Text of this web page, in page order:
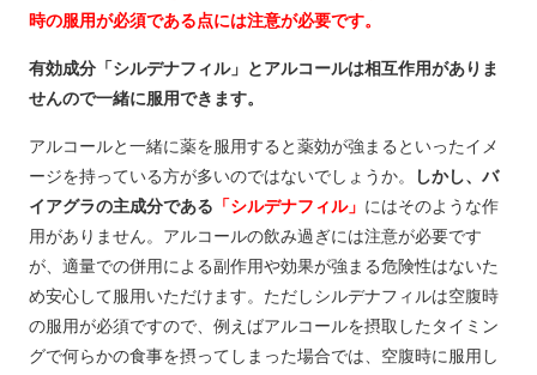
時の服用が必須である点には注意が必要です。
有効成分「シルデナフィル」とアルコールは相互作用がありま
せんので一緒に服用できます。
アルコールと一緒に薬を服用すると薬効が強まるといったイメ
ージを持っている方が多いのではないでしょうか。
しかし、バ
イアグラの主成分である 「シルデナフィル」 にはそのような作
用がありません。アルコールの飲み過ぎには注意が必要です
が、適量での併用による副作用や効果が強まる危険性はないた
め安心して服用いただけます。ただしシルデナフィルは空腹時
の服用が必須ですので、例えばアルコールを摂取したタイミン
グで何らかの食事を摂ってしまった場合では、空腹時に服用し